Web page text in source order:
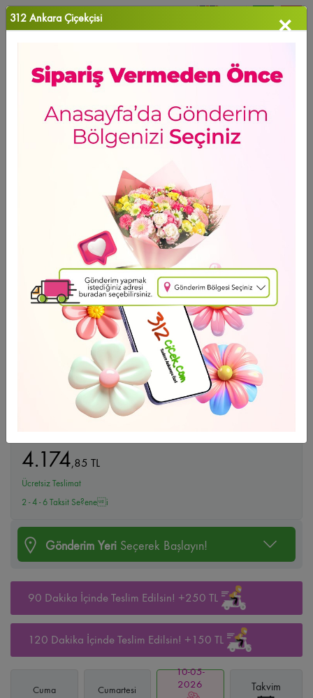
Anasayfa>Pink Ponte
YENİ ÜRÜN
4.174,85 TL
Ücretsiz Teslimat
2 - 4 - 6 Taksit Se?enei
Gönderim Yeri Seçerek Başlayın!
90 Dakika İçinde Teslim Edilsin! +250 TL
120 Dakika İçinde Teslim Edilsin! +150 TL
Cuma Cumartesi
10-05-
2026
Takvim
312 Ankara Çiçekçisi ×